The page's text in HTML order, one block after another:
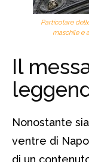
Particolare
maschile e
Il
Nonostante
ventre di
di un